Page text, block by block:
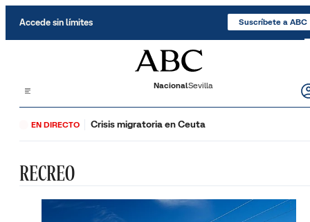
Accede sin límites Suscríbete a ABC
NacionalSevilla
EN DIRECTO Crisis migratoria en Ceuta
RECREO